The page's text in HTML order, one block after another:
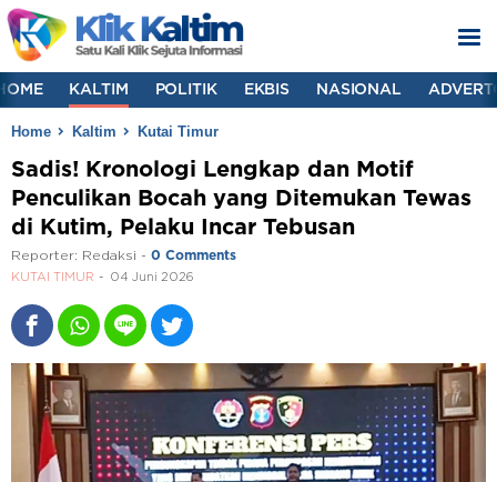
KALTIM POLITIK EKBIS NASIONAL
Home Kaltim Kutai Timur
Sadis! Kronologi Lengkap dan Motif
Penculikan Bocah yang Ditemukan Tewas
di Kutim, Pelaku Incar Tebusan
Reporter: Redaksi - 0 Comments
KUTAI TIMUR 04 Juni 2026